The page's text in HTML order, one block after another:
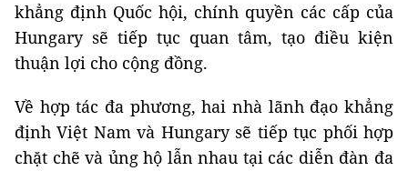
khẳng định Quốc hội, chính quyền các cấp của
Hungary sẽ tiếp tục quan tâm, tạo điều kiện
thuận lợi cho cộng đồng.
Về hợp tác đa phương, hai nhà lãnh đạo khẳng
định Việt Nam và Hungary sẽ tiếp tục phối hợp
chặt chẽ và ủng hộ lẫn nhau tại các diễn đàn đa